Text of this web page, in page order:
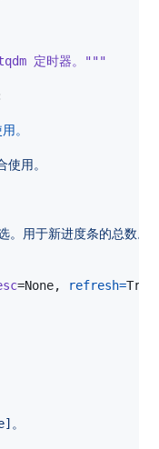
定时器。"""
。
用。
用于新进度条的总数。
=None, refresh=True
。